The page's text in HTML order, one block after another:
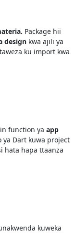
Package hii
designkwa ajili ya
ku import kwa
function ya app
ya Dart kuwa project
hata hapa ttaanza
kuweka